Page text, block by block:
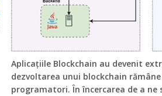
Aplicațiile Blockchain au devenit
dezvoltarea unui blockchain
programatori. În încercarea de a